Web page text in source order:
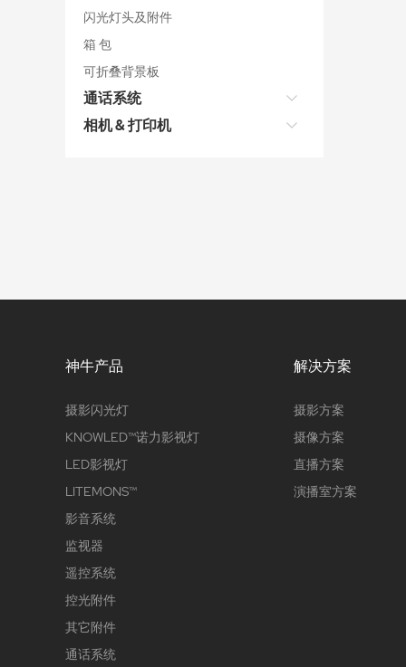
闪光灯头及附件
箱 包
可折叠背景板
通话系统
相机 & 打印机
神牛产品
摄影闪光灯
KNOWLED™诺力影视灯
LED影视灯
LITEMONS™
影音系统
监视器
遥控系统
控光附件
其它附件
通话系统
解决方案
摄影方案
摄像方案
直播方案
演播室方案